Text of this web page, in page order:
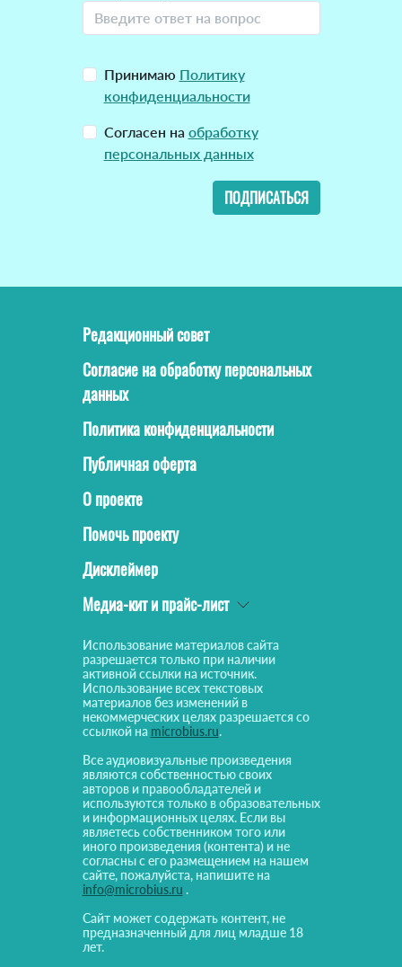
Принимаю Политику
конфиденциальности
Согласен на обработку
персональных данных
ПОДПИСАТЬСЯ
Редакционный совет
Согласие на обработку персональных
данных
Политика конфиденциальности
Публичная оферта
О проекте
Помочь проекту
Дисклеймер
Медиа-кит и прайс-лист
Использование материалов сайта
разрешается только при наличии
активной ссылки на источник.
Использование всех текстовых
материалов без изменений в
некоммерческих целях разрешается со
ссылкой на microbius.ru.
Все аудиовизуальные произведения
являются собственностью своих
авторов и правообладателей и
используются только в образовательных
и информационных целях. Если вы
являетесь собственником того или
иного произведения (контента) и не
согласны с его размещением на нашем
сайте, пожалуйста, напишите на
info@microbius.ru .
Сайт может содержать контент, не
предназначенный для лиц младше 18
лет.